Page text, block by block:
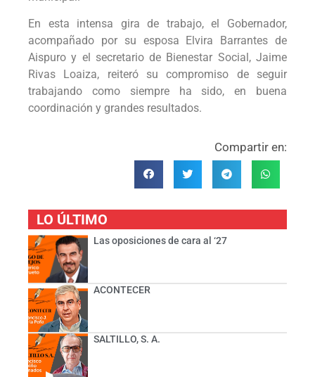
En esta intensa gira de trabajo, el Gobernador,
acompañado por su esposa Elvira Barrantes de
Aispuro y el secretario de Bienestar Social, Jaime
Rivas Loaiza, reiteró su compromiso de seguir
trabajando como siempre ha sido, en buena
coordinación y grandes resultados.
Compartir en:
LO ÚLTIMO
Las oposiciones de cara al ‘27
ACONTECER
SALTILLO, S. A.